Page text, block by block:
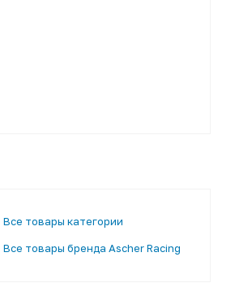
Все товары категории
Все товары бренда Ascher Racing